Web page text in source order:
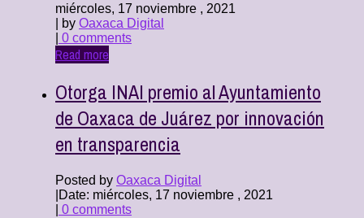
miércoles, 17 noviembre , 2021
| by Oaxaca Digital
0 comments
Read more
Otorga INAI premio al Ayuntamiento
de Oaxaca de Juárez por innovación
en transparencia
Posted by Oaxaca Digital
Date: miércoles, 17 noviembre , 2021
0 comments